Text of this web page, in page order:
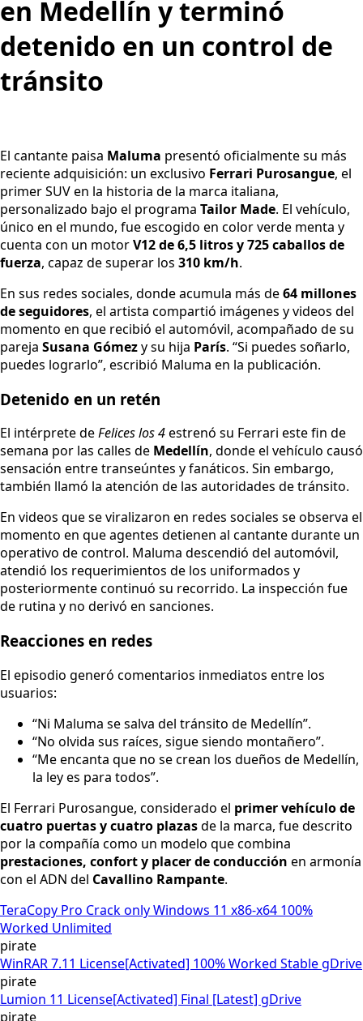
en Medellín y terminó
detenido en un control de
tránsito
El cantante paisa Maluma presentó oficialmente su más
reciente adquisición: un exclusivo Ferrari Purosangue, el
primer SUV en la historia de la marca italiana,
personalizado bajo el programa Tailor Made. El vehículo,
único en el mundo, fue escogido en color verde menta y
cuenta con un motorV12 de 6,5 litros y 725 caballos de
fuerza, capaz de superar los 310 km/h.
En sus redes sociales, donde acumula más de64 millones
de seguidores, el artista compartió imágenes y videos del
momento en que recibió el automóvil, acompañado de su
pareja Susana Gómezy su hija París. “Si puedes soñarlo,
puedes lograrlo”, escribió Maluma en la publicación.
Detenido en un retén
El intérprete deFelices los 4estrenó su Ferrari este fin de
semana por las calles de Medellín, donde el vehículo causó
sensación entre transeúntes y fanáticos. Sin embargo,
también llamó la atención de las autoridades de tránsito.
En videos que se viralizaron en redes sociales se observa el
momento en que agentes detienen al cantante durante un
operativo de control. Maluma descendió del automóvil,
atendió los requerimientos de los uniformados y
posteriormente continuó su recorrido. La inspección fue
de rutina y no derivó en sanciones.
Reacciones en redes
El episodio generó comentarios inmediatos entre los
usuarios:
“Ni Maluma se salva del tránsito de Medellín”.
“No olvida sus raíces, sigue siendo montañero”.
“Me encanta que no se crean los dueños de Medellín,
la ley es para todos”.
El Ferrari Purosangue, considerado el primer vehículo de
cuatro puertas y cuatro plazasde la marca, fue descrito
por la compañía como un modelo que combina
prestaciones, confort y placer de conducción en armonía
con el ADN del Cavallino Rampante.
TeraCopy Pro Crack only Windows 11 x86-x64 100%
Worked Unlimited
pirate
WinRAR 7.11 License[Activated] 100% Worked Stable gDrive
pirate
Lumion 11 License[Activated] Final [Latest] gDrive
pirate